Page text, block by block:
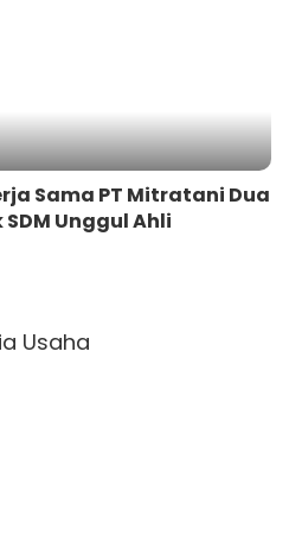
Sama PT Mitratani Dua
Unggul Ahli